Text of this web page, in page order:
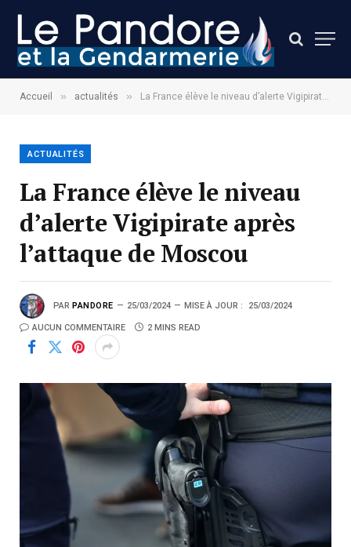
Accueil » actualités » La France élève le niveau d’alerte Vigipirate après l’attaque de Moscou
ACTUALITÉS
La France élève le niveau
d’alerte Vigipirate après
l’attaque de Moscou
PAR PANDORE 25/03/2024 MISE À JOUR : 25/03/2024
AUCUN COMMENTAIRE 2 MINS READ